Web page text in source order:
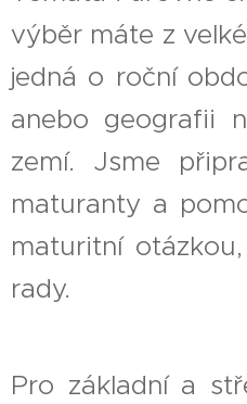
výběr máte z
jedná o roční
anebo geografii
zemí. Jsme
maturanty a
maturitní
rady.
Pro základní a